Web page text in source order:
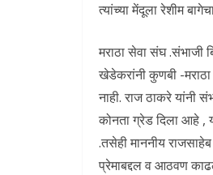
त्यांच्या मेंदूला रेशीम
मराठा सेवा संघ .संभाजी
खेडेकरांनी कुणबी -मराठा
नाही. राज ठाकरे यांनी
कोनता ग्रेड दिला आहे ,
.तसेही माननीय
प्रेमाबद्दल व आठवण